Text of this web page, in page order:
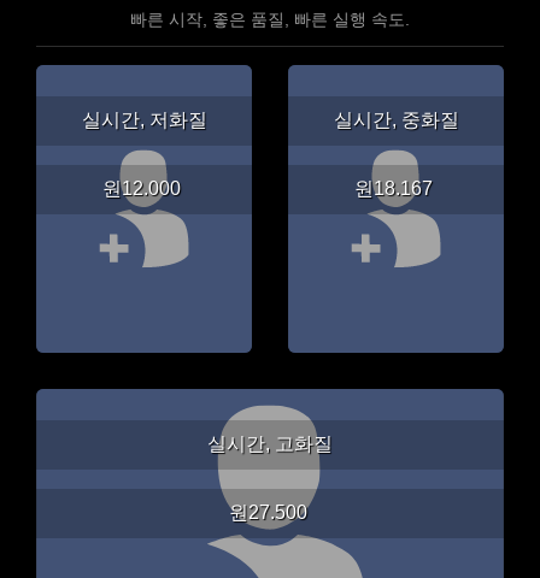
빠른 시작, 좋은 품질, 빠른 실행 속도.
실시간, 저화질
원12.000
실시간, 중화질
원18.167
실시간, 고화질
원27.500